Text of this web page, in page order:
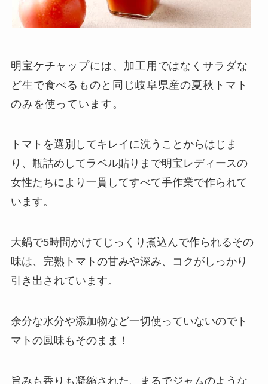
明宝ケチャップには、加工用ではなくサラダな
ど生で食べるものと同じ岐阜県産の夏秋トマト
のみを使っています。
トマトを選別してキレイに洗うことからはじま
り、瓶詰めしてラベル貼りまで明宝レディースの
女性たちにより一貫してすべて手作業で作られて
います。
大鍋で5時間かけてじっくり煮込んで作られるその
味は、完熟トマトの甘みや深み、コクがしっかり
引き出されています。
余分な水分や添加物など一切使っていないのでト
マトの風味もそのまま！
旨みも香りも凝縮された、まるでジャムのような